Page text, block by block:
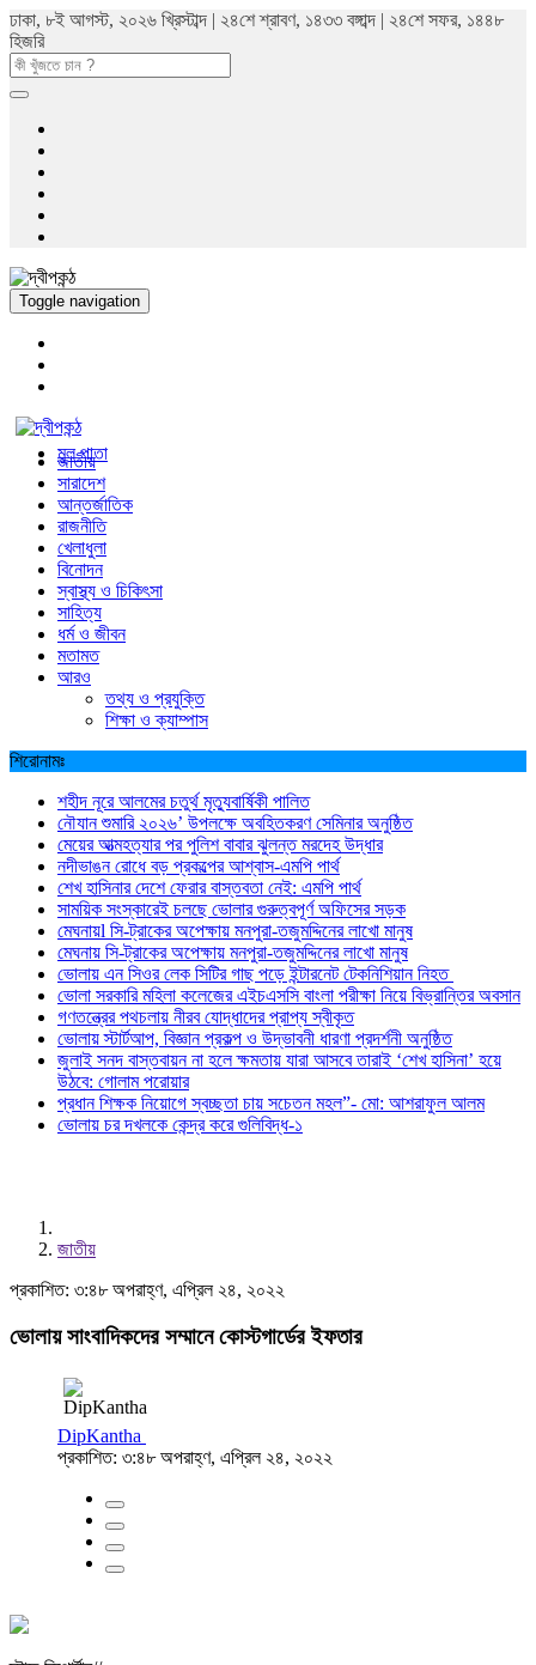
ঢাকা, ৮ই আগস্ট, ২০২৬ খ্রিস্টাব্দ | ২৪শে শ্রাবণ, ১৪৩৩ বঙ্গাব্দ | ২৪শে সফর, ১৪৪৮
হিজরি
Toggle navigation
মুল পাতা
জাতীয়
সারাদেশ
আন্তর্জাতিক
রাজনীতি
খেলাধুলা
বিনোদন
স্বাস্থ্য ও চিকিৎসা
সাহিত্য
ধর্ম ও জীবন
মতামত
আরও
তথ্য ও প্রযুক্তি
শিক্ষা ও ক্যাম্পাস
শিরোনামঃ
শহীদ নূরে আলমের চতুর্থ মৃত্যুবার্ষিকী পালিত
নৌযান শুমারি ২০২৬’ উপলক্ষে অবহিতকরণ সেমিনার অনুষ্ঠিত
মেয়ের আত্মহত্যার পর পুলিশ বাবার ঝুলন্ত মরদেহ উদ্ধার
নদীভাঙন রোধে বড় প্রকল্পের আশ্বাস-এমপি পার্থ
শেখ হাসিনার দেশে ফেরার বাস্তবতা নেই: এমপি পার্থ
সাময়িক সংস্কারেই চলছে ভোলার গুরুত্বপূর্ণ অফিসের সড়ক
মেঘনায়l সি-ট্রাকের অপেক্ষায় মনপুরা-তজুমদ্দিনের লাখো মানুষ
মেঘনায় সি-ট্রাকের অপেক্ষায় মনপুরা-তজুমদ্দিনের লাখো মানুষ
ভোলায় এন সিওর লেক সিটির গাছ পড়ে ইন্টারনেট টেকনিশিয়ান নিহত
ভোলা সরকারি মহিলা কলেজের এইচএসসি বাংলা পরীক্ষা নিয়ে বিভ্রান্তির অবসান
গণতন্ত্রের পথচলায় নীরব যোদ্ধাদের প্রাপ্য স্বীকৃত
ভোলায় স্টার্টআপ, বিজ্ঞান প্রকল্প ও উদ্ভাবনী ধারণা প্রদর্শনী অনুষ্ঠিত
জুলাই সনদ বাস্তবায়ন না হলে ক্ষমতায় যারা আসবে তারাই ‘শেখ হাসিনা’ হয়ে
উঠবে: গোলাম পরোয়ার
প্রধান শিক্ষক নিয়োগে স্বচ্ছতা চায় সচেতন মহল”- মো: আশরাফুল আলম
ভোলায় চর দখলকে কেন্দ্র করে গুলিবিদ্ধ-১
জাতীয়
প্রকাশিত: ৩:৪৮ অপরাহ্ণ, এপ্রিল ২৪, ২০২২
ভোলায় সাংবাদিকদের সম্মানে কোস্টগার্ডের ইফতার
DipKantha
প্রকাশিত: ৩:৪৮ অপরাহ্ণ, এপ্রিল ২৪, ২০২২